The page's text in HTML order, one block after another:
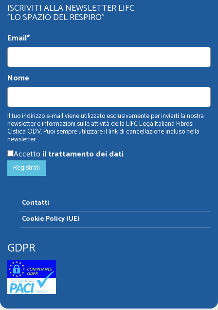
ISCRIVITI ALLA NEWSLETTER LIFC
"LO SPAZIO DEL RESPIRO"
Email*
Nome
Il tuo indirizzo e-mail viene utilizzato esclusivamente per inviarti la nostra
newsletter e informazioni sulle attività della LIFC Lega Italiana Fibrosi
Cistica ODV. Puoi sempre utilizzare il link di cancellazione incluso nella
newsletter.
Accetto il trattamento dei dati
Contatti
Cookie Policy (UE)
GDPR